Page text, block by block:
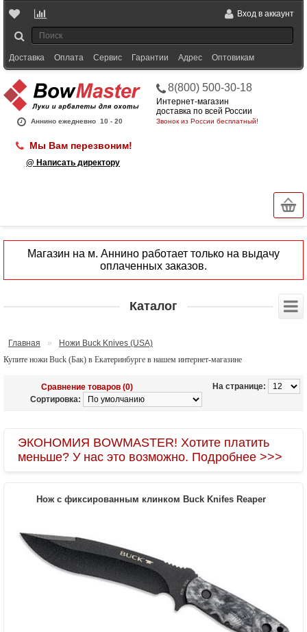
Вход в аккаунт
Доставка Оплата Сервис Гарантии Адрес Оптовикам
Аннино ежедневно 10 - 20
8(800) 500-30-18
Интернет-магазин
доставка по всей России
Звонок из России бесплатный!
Мы Вам перезвоним!
@ Написать директору
Магазин на м. Аннино работает только на выдачу
оплаченных заказов.
Каталог
Главная »
Ножи Buck Knives (USA)
Купите ножи Buck (Бак) в Екатеринбурге в нашем интернет-магазине
На странице:
Сравнение товаров (0)
Сортировка:
ЭКОНОМИЯ BOWMASTER! Хотите платить
меньше? У нас это возможно. Подробнее >>>
Нож с фиксированным клинком Buck Knifes Reaper